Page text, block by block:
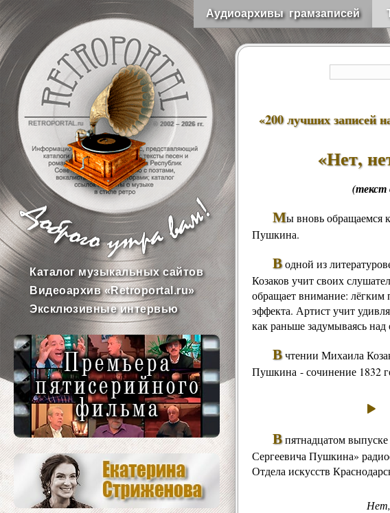
Аудиоархивы грамзаписей
RETROPORTAL.ru © 2002 – 2026 гг.
Каталог музыкальных сайтов
Видеоархив «Retroportal.ru»
Эксклюзивные интервью
«200 лучших записей
«Нет,
Мы вновь обращаемся
Пушкина.
Водной из
Козаков учит своих
обращает внимание: лёгким
эффекта. Артист учит
как раньше задумываясь
Вчтении Михаила
Пушкина - сочинение 1832
Впятнадцатом
Сергеевича Пушкина»
Отдела искусств